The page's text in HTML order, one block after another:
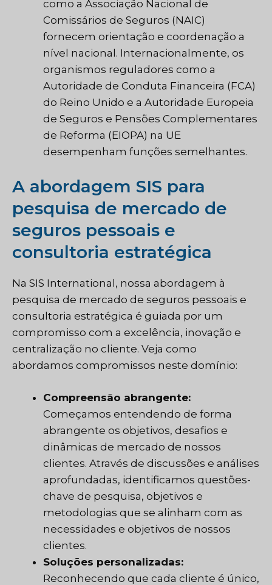
como a Associação Nacional de
Comissários de Seguros (NAIC)
fornecem orientação e coordenação a
nível nacional. Internacionalmente, os
organismos reguladores como a
Autoridade de Conduta Financeira (FCA)
do Reino Unido e a Autoridade Europeia
de Seguros e Pensões Complementares
de Reforma (EIOPA) na UE
desempenham funções semelhantes.
A abordagem SIS para
pesquisa de mercado de
seguros pessoais e
consultoria estratégica
Na SIS International, nossa abordagem à
pesquisa de mercado de seguros pessoais e
consultoria estratégica é guiada por um
compromisso com a excelência, inovação e
centralização no cliente. Veja como
abordamos compromissos neste domínio:
Compreensão abrangente:
Começamos entendendo de forma
abrangente os objetivos, desafios e
dinâmicas de mercado de nossos
clientes. Através de discussões e análises
aprofundadas, identificamos questões-
chave de pesquisa, objetivos e
metodologias que se alinham com as
necessidades e objetivos de nossos
clientes.
Soluções personalizadas:
Reconhecendo que cada cliente é único,